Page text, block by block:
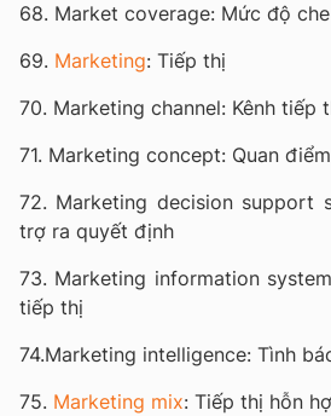
68. Market coverage: Mức độ
69. Marketing: Tiếp thị
70. Marketing channel: Kênh tiếp
71. Marketing concept: Quan
72. Marketing decision support
trợ ra quyết định
73. Marketing information
tiếp thị
74.Marketing intelligence: Tình
75. Marketing mix: Tiếp thị hỗn